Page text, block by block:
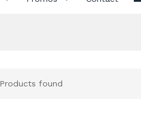
Products found